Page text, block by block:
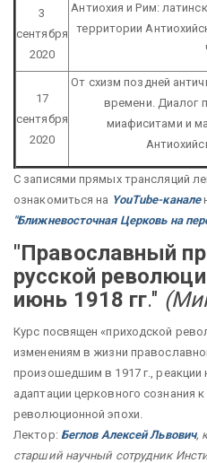
3
сентября
2020
Антиохия и Рим:
территории
17
сентября
2020
От схизм поздней
времени. Диалог
миафиситами и
С записями прямых трансляций
ознакомиться на YouTube-канале
"Ближневосточная Церковь на
"Православный
русской
июнь 1918 гг."
Курс посвящен «приходской
изменениям в жизни
произошедшим в 1917 г., реакции
адаптации церковного сознания
революционной эпохи.
Лектор: Беглов Алексей Львович,
старший научный сотрудник